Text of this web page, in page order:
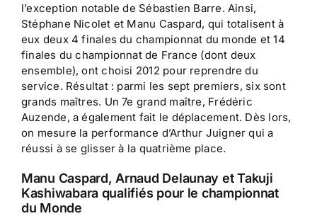
l’exception notable de Sébastien Barre. Ainsi,
Stéphane Nicolet et Manu Caspard, qui totalisent à
eux deux 4 finales du championnat du monde et 14
finales du championnat de France (dont deux
ensemble), ont choisi 2012 pour reprendre du
service. Résultat : parmi les sept premiers, six sont
grands maîtres. Un 7e grand maître, Frédéric
Auzende, a également fait le déplacement. Dès lors,
on mesure la performance d’Arthur Juigner qui a
réussi à se glisser à la quatrième place.
Manu Caspard, Arnaud Delaunay et Takuji
Kashiwabara qualifiés pour le championnat
du Monde